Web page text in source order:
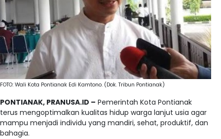
FOTO: Wali Kota Pontianak Edi Kamtono. (Dok. Tribun Pontianak)
PONTIANAK, PRANUSA.ID – Pemerintah Kota Pontianak
terus mengoptimalkan kualitas hidup warga lanjut usia agar
mampu menjadi individu yang mandiri, sehat, produktif, dan
bahagia.